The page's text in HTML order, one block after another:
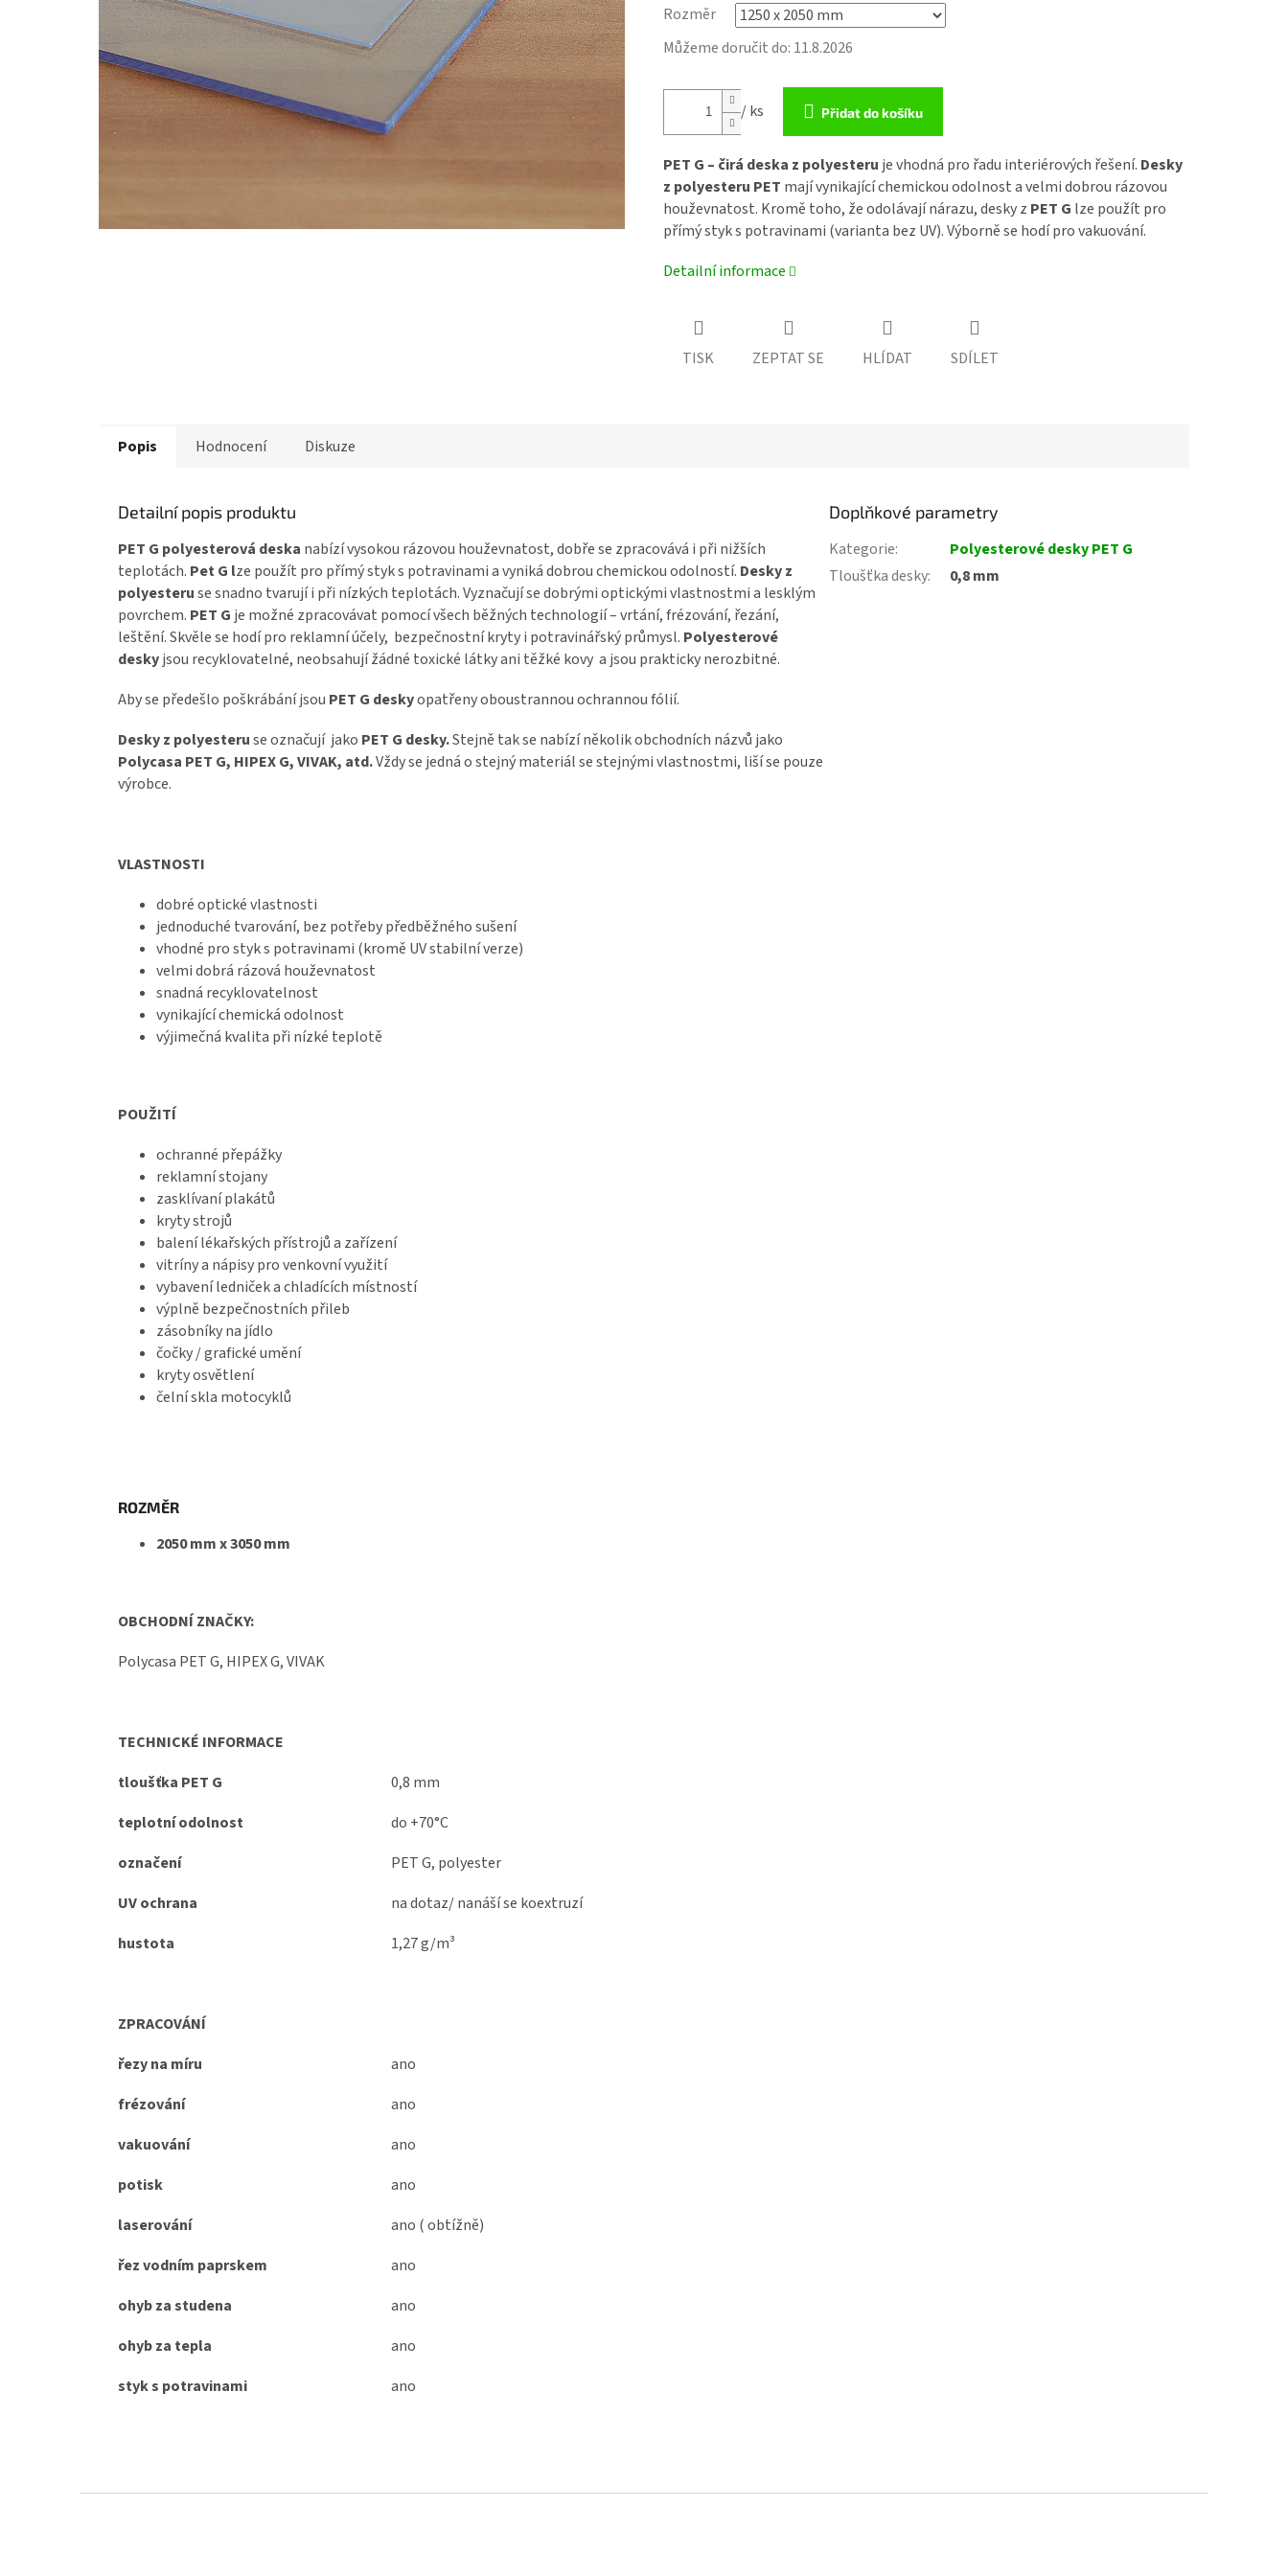
Rozměr
Můžeme doručit do: 11.8.2026
/ ks Přidat do košíku
PET G – čirá deska z polyesteru je vhodná pro řadu interiérových řešení. Desky
z polyesteru PET mají vynikající chemickou odolnost a velmi dobrou rázovou
houževnatost. Kromě toho, že odolávají nárazu, desky z PET G lze použít pro
přímý styk s potravinami (varianta bez UV). Výborně se hodí pro vakuování.
Detailní informace
TISK ZEPTAT SE HLÍDAT SDÍLET
Popis Hodnocení Diskuze
Detailní popis produktu
PET G polyesterová deska nabízí vysokou rázovou houževnatost, dobře se zpracovává i při nižších
teplotách. Pet G lze použít pro přímý styk s potravinami a vyniká dobrou chemickou odolností. Desky z
polyesteruse snadno tvarují i při nízkých teplotách. Vyznačují se dobrými optickými vlastnostmi a lesklým
povrchem. PET G je možné zpracovávat pomocí všech běžných technologií – vrtání, frézování, řezání,
leštění. Skvěle se hodí pro reklamní účely, bezpečnostní kryty i potravinářský průmysl. Polyesterové
deskyjsou recyklovatelné, neobsahují žádné toxické látky ani těžké kovy a jsou prakticky nerozbitné.
Aby se předešlo poškrábání jsou PET G deskyopatřeny oboustrannou ochrannou fólií.
Desky z polyesteruse označují jako PET G desky.Stejně tak se nabízí několik obchodních názvů jako
Polycasa PET G, HIPEX G, VIVAK, atd.Vždy se jedná o stejný materiál se stejnými vlastnostmi, liší se pouze
výrobce.
VLASTNOSTI
dobré optické vlastnosti
jednoduché tvarování, bez potřeby předběžného sušení
vhodné pro styk s potravinami (kromě UV stabilní verze)
velmi dobrá rázová houževnatost
snadná recyklovatelnost
vynikající chemická odolnost
výjimečná kvalita při nízké teplotě
POUŽITÍ
ochranné přepážky
reklamní stojany
zasklívaní plakátů
kryty strojů
balení lékařských přístrojů a zařízení
vitríny a nápisy pro venkovní využití
vybavení ledniček a chladících místností
výplně bezpečnostních přileb
zásobníky na jídlo
čočky / grafické umění
kryty osvětlení
čelní skla motocyklů
ROZMĚR
2050 mm x 3050 mm
OBCHODNÍ ZNAČKY:
Polycasa PET G, HIPEX G, VIVAK
TECHNICKÉ INFORMACE
tloušťka PET G
0,8 mm
teplotní odolnost
do +70°C
označení
PET G, polyester
UV ochrana
na dotaz/ nanáší se koextruzí
hustota
1,27 g/m³
ZPRACOVÁNÍ
řezy na míru
ano
frézování
ano
vakuování
ano
potisk
ano
laserování
ano ( obtížně)
řez vodním paprskem
ano
ohyb za studena
ano
ohyb za tepla
ano
styk s potravinami
ano
Doplňkové parametry
Kategorie:
Polyesterové desky PET G
Tloušťka desky: 0,8 mm